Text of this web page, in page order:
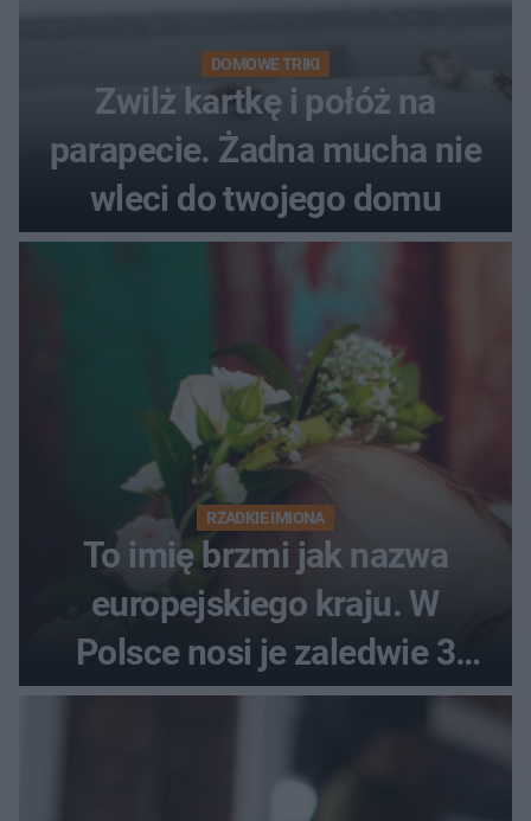
DOMOWE TRIKI
Zwilż kartkę i połóż na
parapecie. Żadna mucha nie
wleci do twojego domu
RZADKIE IMIONA
To imię brzmi jak nazwa
europejskiego kraju. W
Polsce nosi je zaledwie 3
kobiety